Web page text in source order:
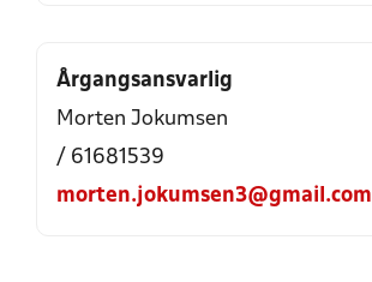
Årgangsansvarlig
Morten Jokumsen
/ 61681539
morten.jokumsen3@gmail.com